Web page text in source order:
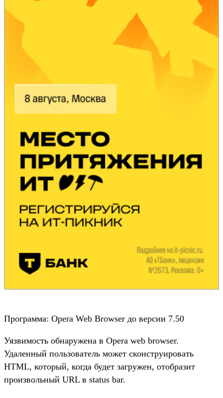
Программа: Opera Web Browser до версии 7.50
Уязвимость обнаружена в Opera web browser.
Удаленный пользователь может сконструировать
HTML, который, когда будет загружен, отобразит
произвольный URL в status bar.